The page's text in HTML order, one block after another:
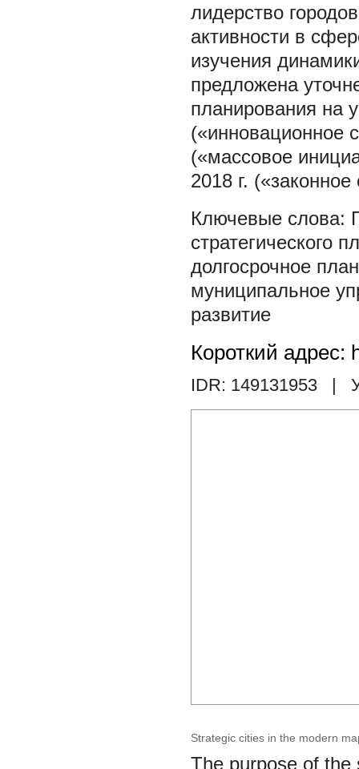
лидерство
активности в
изучения
предложена
планирования на
(«инновационное
(«массовое
2018 г.
стратегического
долгосрочное
муниципальное
развитие
Короткий адрес:
IDR: 149131953 |
Strategic cities in the modern
The purpose of the